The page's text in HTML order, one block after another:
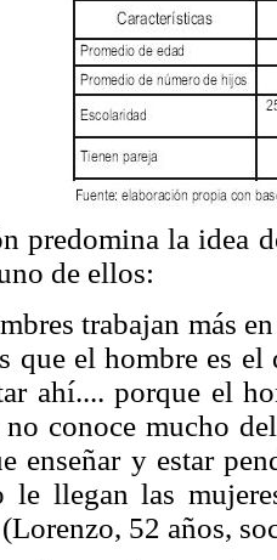
predomina la idea
de ellos:
trabajan más
que el hombre es el
ahí.... porque el
no conoce mucho
enseñar y estar
le llegan las
52 años,